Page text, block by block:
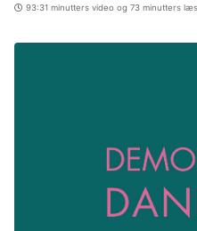
93:31 minutters video og 73 minutters